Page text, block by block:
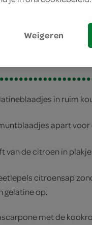
in ruim
apart
van de citroen in
citroensap
gelatine op.
met de
Weigeren